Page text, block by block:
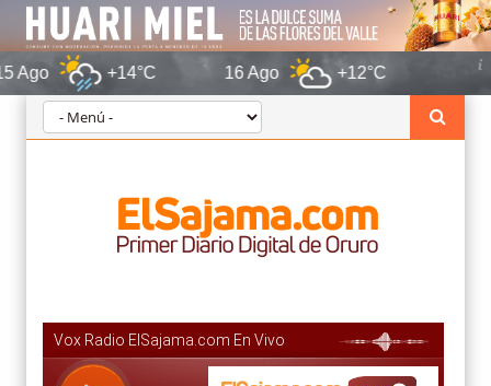
+14°C 16 Ago +12°C